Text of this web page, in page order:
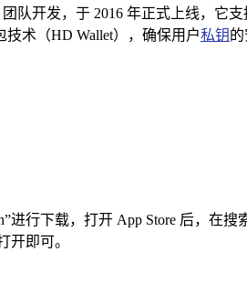
队开发，于 2016 年正式上线，
术（HD Wallet），确保用户私钥
进行下载，打开 App Store 后，在
开即可。